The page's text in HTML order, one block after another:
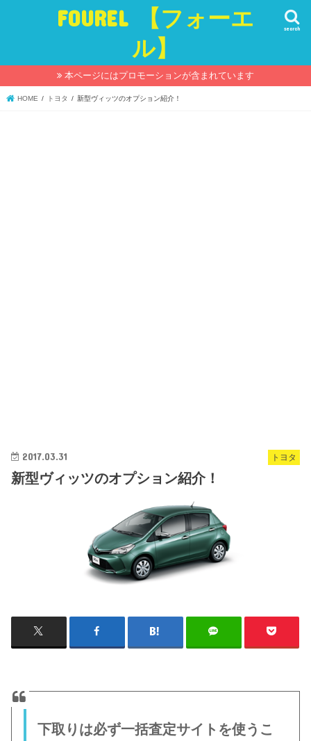
FOUREL 【フォーエ
ル】
search
本ページにはプロモーションが含まれています
HOME トヨタ 新型ヴィッツのオプション紹介！
トヨタ
2017.03.31
新型ヴィッツのオプション紹介！
下取りは必ず一括査定サイトを使うこ